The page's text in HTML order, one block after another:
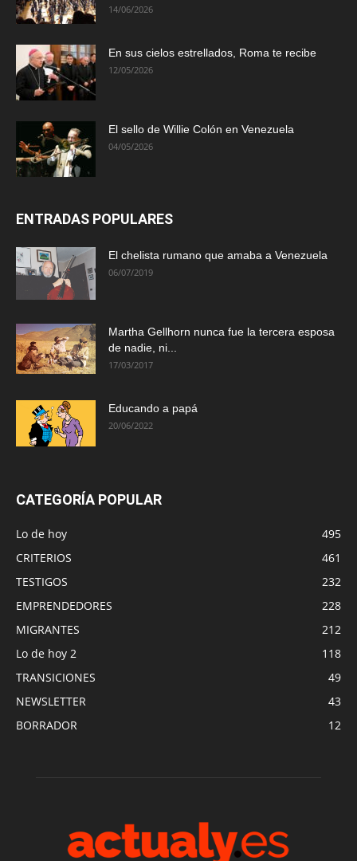
14/06/2026
En sus cielos estrellados, Roma te recibe
12/05/2026
El sello de Willie Colón en Venezuela
04/05/2026
ENTRADAS POPULARES
El chelista rumano que amaba a Venezuela
06/07/2019
Martha Gellhorn nunca fue la tercera esposa
de nadie, ni...
17/03/2017
Educando a papá
20/06/2022
CATEGORÍA POPULAR
Lo de hoy
495
CRITERIOS
461
TESTIGOS
232
EMPRENDEDORES
228
MIGRANTES
212
Lo de hoy 2
118
TRANSICIONES
49
NEWSLETTER
43
BORRADOR
12